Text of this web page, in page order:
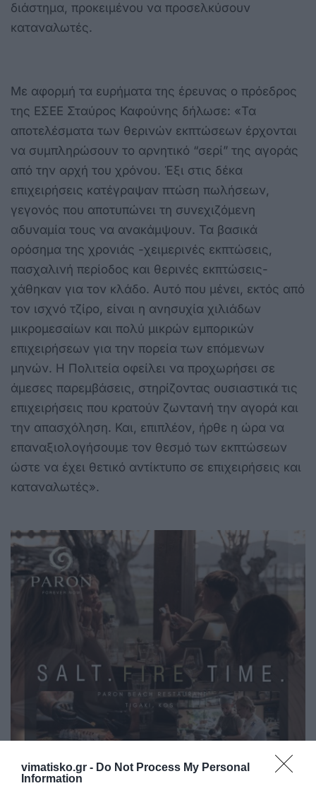
vimatisko.gr - Do Not Process My Personal
Information
διάστημα, προκειμένου να προσελκύσουν
καταναλωτές.
Με αφορμή τα ευρήματα της έρευνας ο πρόεδρος
της ΕΣΕΕ Σταύρος Καφούνης δήλωσε: «Τα
αποτελέσματα των θερινών εκπτώσεων έρχονται
να συμπληρώσουν το αρνητικό “σερί” της αγοράς
από την αρχή του χρόνου. Έξι στις δέκα
επιχειρήσεις κατέγραψαν πτώση πωλήσεων,
γεγονός που αποτυπώνει τη συνεχιζόμενη
αδυναμία τους να ανακάμψουν. Τα βασικά
ορόσημα της χρονιάς -χειμερινές εκπτώσεις,
πασχαλινή περίοδος και θερινές εκπτώσεις-
χάθηκαν για τον κλάδο. Αυτό που μένει, εκτός από
τον ισχνό τζίρο, είναι η ανησυχία χιλιάδων
μικρομεσαίων και πολύ μικρών εμπορικών
επιχειρήσεων για την πορεία των επόμενων
μηνών. Η Πολιτεία οφείλει να προχωρήσει σε
άμεσες παρεμβάσεις, στηρίζοντας ουσιαστικά τις
επιχειρήσεις που κρατούν ζωντανή την αγορά και
την απασχόληση. Και, επιπλέον, ήρθε η ώρα να
επαναξιολογήσουμε τον θεσμό των εκπτώσεων
ώστε να έχει θετικό αντίκτυπο σε επιχειρήσεις και
καταναλωτές».